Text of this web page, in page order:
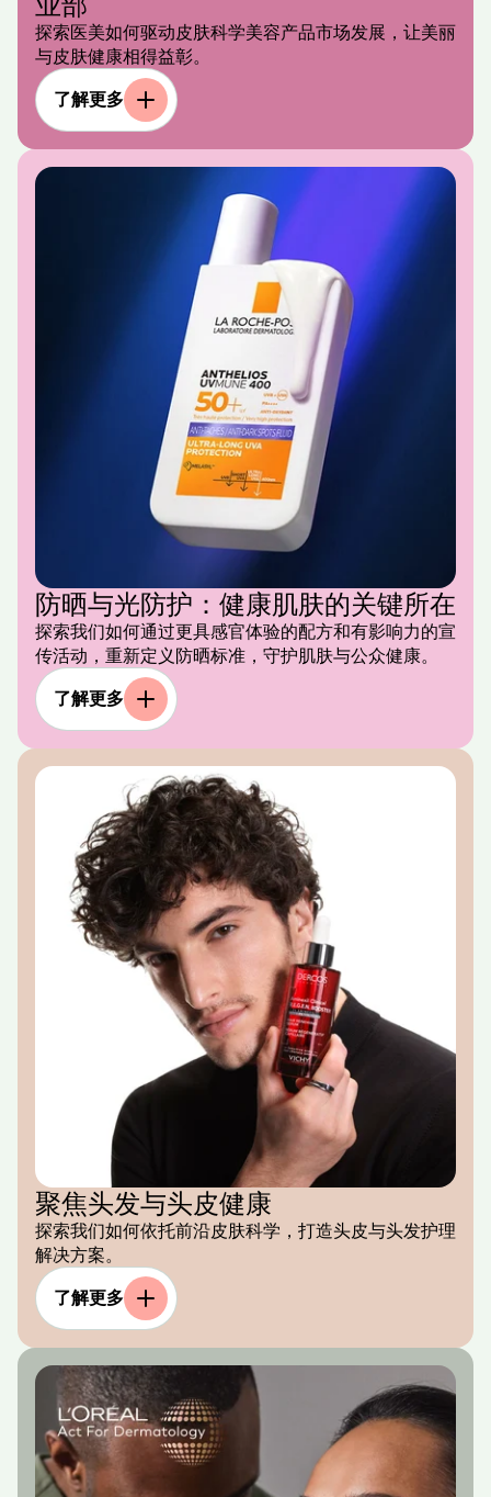
探索医美如何驱动皮肤科学美容产品市场发展，让美丽
与皮肤健康相得益彰。
了解更多
防晒与光防护：健康肌肤的关键所在
探索我们如何通过更具感官体验的配方和有影响力的宣
传活动，重新定义防晒标准，守护肌肤与公众健康。
了解更多
聚焦头发与头皮健康
探索我们如何依托前沿皮肤科学，打造头皮与头发护理
解决方案。
了解更多